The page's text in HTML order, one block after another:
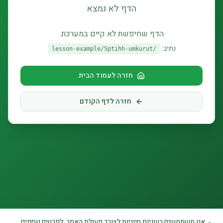
הדף לא נמצא
הדף שחיפשת לא קיים במערכת.
נתיב: /lesson-example/5ptihh-umkurut
חזרה לעמוד הבית
חזרה לדף הקודם